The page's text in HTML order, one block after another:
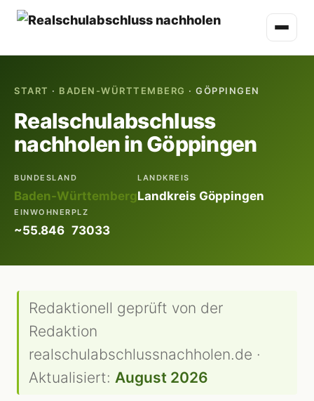
START · BADEN-WÜRTTEMBERG · GÖPPINGEN
Realschulabschluss
nachholen in Göppingen
BUNDESLAND
Baden-Württemberg
LANDKREIS
Landkreis Göppingen
EINWOHNER
~55.846
PLZ
73033
Redaktionell geprüft von der
Redaktion
realschulabschlussnachholen.de ·
Aktualisiert: August 2026